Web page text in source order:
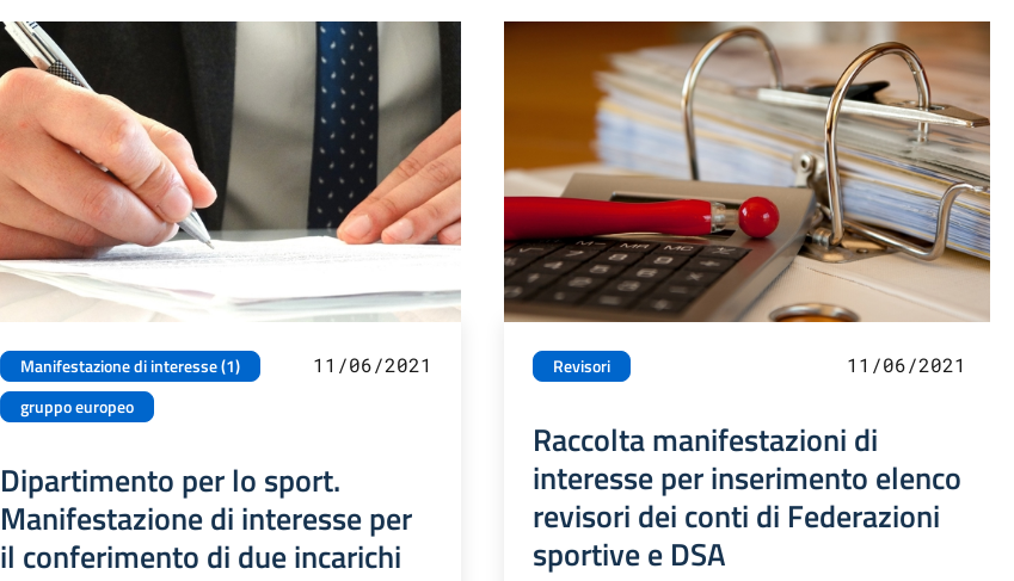
Manifestazione di interesse (1)
gruppo europeo
11/06/2021
Dipartimento per lo sport.
Manifestazione di interesse per
il conferimento di due incarichi
Revisori 11/06/2021
Raccolta manifestazioni di
interesse per inserimento elenco
revisori dei conti di Federazioni
sportive e DSA